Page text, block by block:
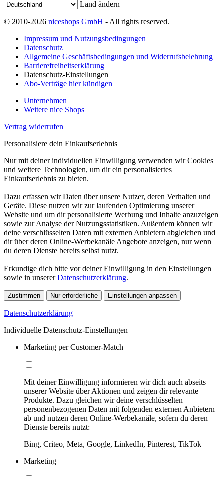
Land ändern
© 2010-2026 niceshops GmbH - All rights reserved.
Impressum und Nutzungsbedingungen
Datenschutz
Allgemeine Geschäftsbedingungen und Widerrufsbelehrung
Barrierefreiheitserklärung
Datenschutz-Einstellungen
Abo-Verträge hier kündigen
Unternehmen
Weitere nice Shops
Vertrag widerrufen
Personalisiere dein Einkaufserlebnis
Nur mit deiner individuellen Einwilligung verwenden wir Cookies
und weitere Technologien, um dir ein personalisiertes
Einkaufserlebnis zu bieten.
Dazu erfassen wir Daten über unsere Nutzer, deren Verhalten und
Geräte. Diese nutzen wir zur laufenden Optimierung unserer
Website und um dir personalisierte Werbung und Inhalte anzuzeigen
sowie zur Analyse der Nutzungsstatistiken. Außerdem können wir
deine verschlüsselten Daten mit externen Anbietern abgleichen und
dir über deren Online-Werbekanäle Angebote anzeigen, nur wenn
du deren Dienste bereits selbst nutzt.
Erkundige dich bitte vor deiner Einwilligung in den Einstellungen
sowie in unsererDatenschutzerklärung.
Zustimmen Nur erforderliche Einstellungen anpassen
Datenschutzerklärung
Individuelle Datenschutz-Einstellungen
Marketing per Customer-Match
Mit deiner Einwilligung informieren wir dich auch abseits
unserer Website über Aktionen und zeigen dir relevante
Produkte. Dazu gleichen wir deine verschlüsselten
personenbezogenen Daten mit folgenden externen Anbietern
ab und nutzen deren Online-Werbekanäle, sofern du deren
Dienste bereits nutzt:
Bing, Criteo, Meta, Google, LinkedIn, Pinterest, TikTok
Marketing